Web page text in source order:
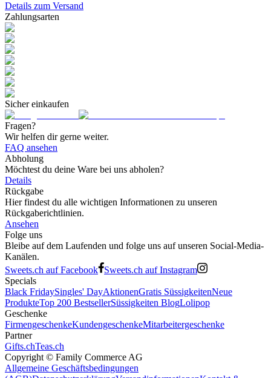
Details zum Versand
Zahlungsarten
Sicher einkaufen
Fragen?
Wir helfen dir gerne weiter.
FAQ ansehen
Abholung
Möchtest du deine Ware bei uns abholen?
Details
Rückgabe
Hier findest du alle wichtigen Informationen zu unseren
Rückgaberichtlinien.
Ansehen
Folge uns
Bleibe auf dem Laufenden und folge uns auf unseren Social-Media-
Kanälen.
Sweets.ch auf Facebook
Sweets.ch auf Instagram
Specials
Black FridaySingles' DayAktionenGratis SüssigkeitenNeue
ProdukteTop 200 BestsellerSüssigkeiten BlogLolipop
Geschenke
FirmengeschenkeKundengeschenkeMitarbeitergeschenke
Partner
Gifts.chTeas.ch
Copyright © Family Commerce AG
Allgemeine Geschäftsbedingungen